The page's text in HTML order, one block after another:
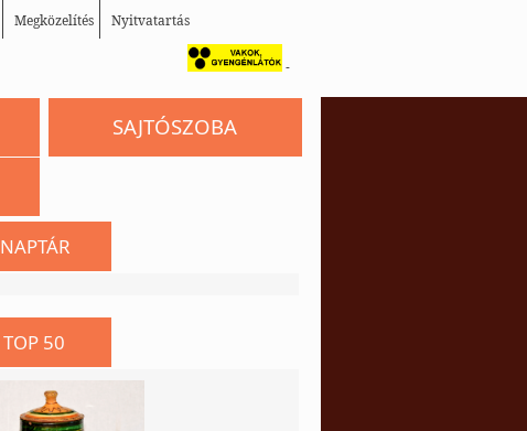
Megközelítés Nyitvatartás
-
SAJTÓSZOBA
NAPTÁR
TOP 50